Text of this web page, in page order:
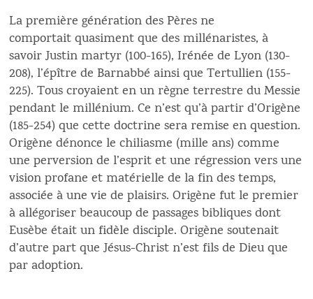
La première génération des Pères ne
comportait quasiment que des millénaristes, à
savoir Justin martyr (100-165), Irénée de Lyon (130-
208), l’épître de Barnabbé ainsi que Tertullien (155-
225). Tous croyaient en un règne terrestre du Messie
pendant le millénium. Ce n’est qu’à partir d’Origène
(185-254) que cette doctrine sera remise en question.
Origène dénonce le chiliasme (mille ans) comme
une perversion de l’esprit et une régression vers une
vision profane et matérielle de la fin des temps,
associée à une vie de plaisirs. Origène fut le premier
à allégoriser beaucoup de passages bibliques dont
Eusèbe était un fidèle disciple. Origène soutenait
d’autre part que Jésus-Christ n’est fils de Dieu que
par adoption.